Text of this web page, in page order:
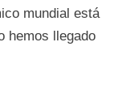
mundial está
hemos llegado